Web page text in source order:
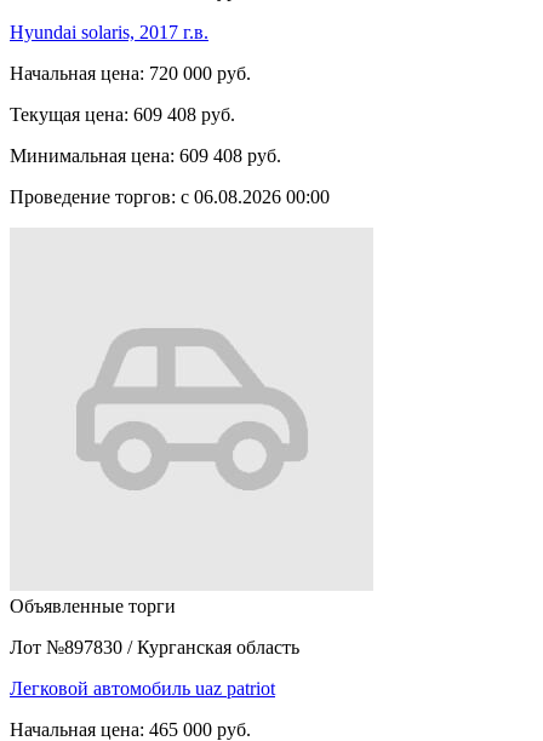
Hyundai solaris, 2017 г.в.
Начальная цена: 720 000 руб.
Текущая цена: 609 408 руб.
Минимальная цена: 609 408 руб.
Проведение торгов: с 06.08.2026 00:00
Объявленные торги
Лот №897830 / Курганская область
Легковой автомобиль uaz patriot
Начальная цена: 465 000 руб.